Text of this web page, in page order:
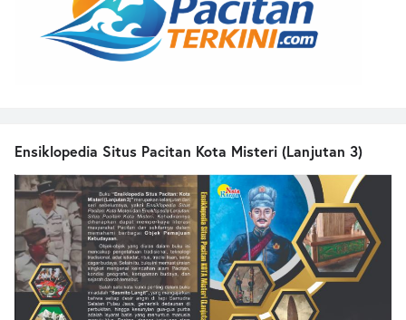
Ensiklopedia Situs Pacitan Kota Misteri (Lanjutan 3)